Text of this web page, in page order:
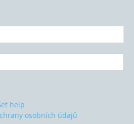
help
osobních údajů